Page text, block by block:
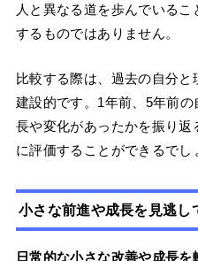
人と異なる道を歩んでいる
するものではありません。
比較する際は、過去の自分
建設的です。1年前、5年前
長や変化があったかを振り返
に評価することができるでし
小さな前進や成長を見逃し
日常的な小さな改善や成長を